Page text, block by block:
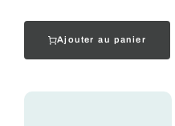
Ajouter au panier